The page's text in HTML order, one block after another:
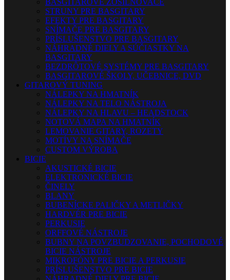
BASGITAROVÉ ZOSILŇOVAČE
STRUNY PRE BASGITARY
EFEKTY PRE BASGITARY
SNÍMAČE PRE BASGITARY
PRÍSLUŠENSTVO PRE BASGITARY
NÁHRADNÉ DIELY A SÚČIASTKY NA
BASGITARY
BEZDRÔTOVÉ SYSTÉMY PRE BASGITARY
BASGITAROVÉ ŠKOLY, UČEBNICE, DVD
GITAROVÝ TUNING
NÁLEPKY NA HMATNÍK
NÁLEPKY NA TELO NÁSTROJA
NÁLEPKY NA HLAVU – HEADSTOCK
NOTOVÁ MAPA NA HMATNÍK
LEMOVANIE GITARY, ROZETY
MOTÍVY NA SNÍMAČE
CUSTOM VÝROBA
BICIE
AKUSTICKÉ BICIE
ELEKTRONICKÉ BICIE
ČINELY
BLANY
BUBENÍCKE PALIČKY A METLIČKY
HARDVÉR PRE BICIE
PERKUSIE
ORFFOVÉ NÁSTROJE
BUBNY NA POVZBUDZOVANIE, POCHODOVÉ
BICIE NÁSTROJE
MIKROFÓNY PRE BICIE A PERKUSIE
PRÍSLUŠENSTVO PRE BICIE